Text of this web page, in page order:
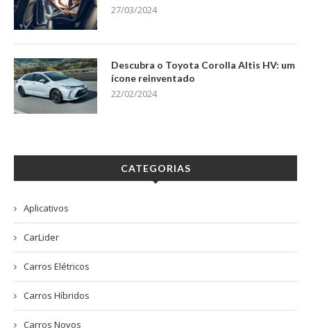
27/03/2024
Descubra o Toyota Corolla Altis HV: um
ícone reinventado
22/02/2024
CATEGORIAS
Aplicativos
CarLider
Carros Elétricos
Carros Híbridos
Carros Novos